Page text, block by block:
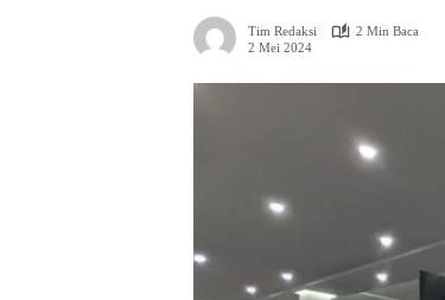
Tim Redaksi
2 Min Baca
2 Mei 2024